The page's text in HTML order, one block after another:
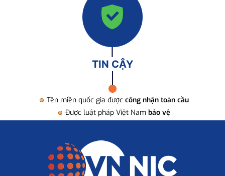
TIN CẬY
Tên miền quốc gia được công nhận toàn cầu
Được luật pháp Việt Nam bảo vệ